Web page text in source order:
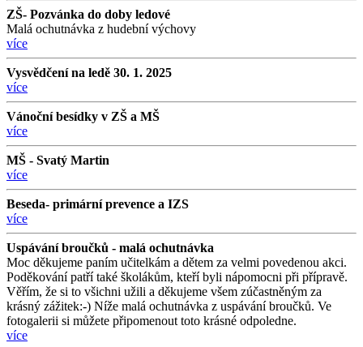
ZŠ- Pozvánka do doby ledové
Malá ochutnávka z hudební výchovy
více
Vysvědčení na ledě 30. 1. 2025
více
Vánoční besídky v ZŠ a MŠ
více
MŠ - Svatý Martin
více
Beseda- primární prevence a IZS
více
Uspávání broučků - malá ochutnávka
Moc děkujeme paním učitelkám a dětem za velmi povedenou akci.
Poděkování patří také školákům, kteří byli nápomocni při přípravě.
Věřím, že si to všichni užili a děkujeme všem zúčastněným za
krásný zážitek:-) Níže malá ochutnávka z uspávání broučků. Ve
fotogalerii si můžete připomenout toto krásné odpoledne.
více